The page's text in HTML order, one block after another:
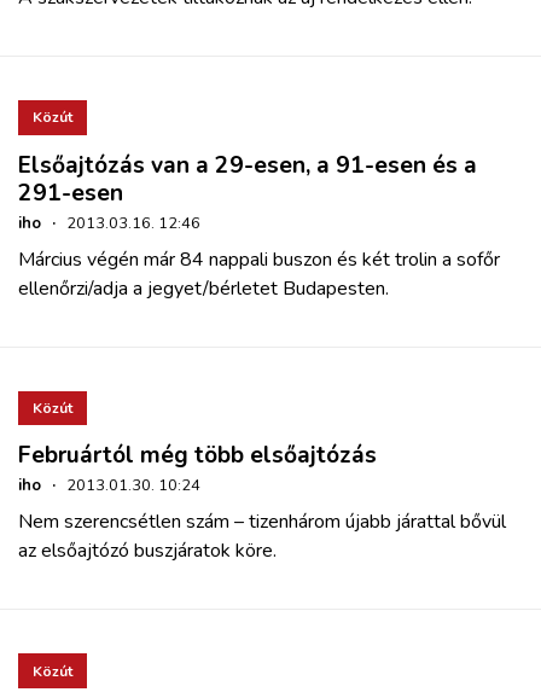
Közút
Elsőajtózás van a 29-esen, a 91-esen és a
291-esen
iho · 2013.03.16. 12:46
Március végén már 84 nappali buszon és két trolin a sofőr
ellenőrzi/adja a jegyet/bérletet Budapesten.
Közút
Februártól még több elsőajtózás
iho · 2013.01.30. 10:24
Nem szerencsétlen szám – tizenhárom újabb járattal bővül
az elsőajtózó buszjáratok köre.
Közút